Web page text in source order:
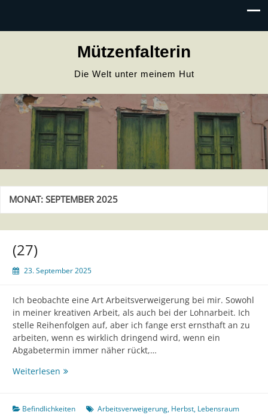
Mützenfalterin
Die Welt unter meinem Hut
MONAT:SEPTEMBER 2025
(27)
23. September 2025
Ich beobachte eine Art Arbeitsverweigerung bei mir. Sowohl
in meiner kreativen Arbeit, als auch bei der Lohnarbeit. Ich
stelle Reihenfolgen auf, aber ich fange erst ernsthaft an zu
arbeiten, wenn es wirklich dringend wird, wenn ein
Abgabetermin immer näher rückt,…
Weiterlesen (27)
Befindlichkeiten Arbeitsverweigerung, Herbst, Lebensraum